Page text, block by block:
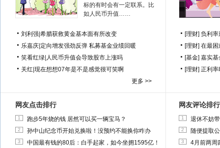
标的有时会有一定联系。比
如人民币升值……
刘利强 希腊获救黄金基本面有所改变
乐嘉庆 定向增发强劲反弹 私募基金业绩回暖
笑看红绿 人民币升值会导致股市上涨吗
关红 现在想想07年是不是感觉很可笑啊
更多 >>
[理财] 负利率
[理财] 在最困
[基金] 嘉实基
[理财] 正利率
网友点击排行
1 跑步5年烧的钱 居然可以买一辆宝马？
2 孙中山纪念币开始兑换啦！没预约不能换你咋办
3 中国最有钱的80后：白手起家，如今坐拥1595亿！
网友评论排行
1 退休不妨
2 随便提取
3 4月前两周